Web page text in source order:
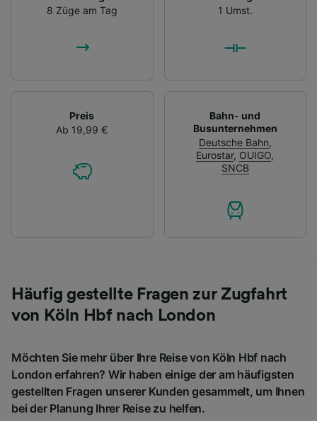
8 Züge am Tag
1 Umst.
Preis
Ab 19,99 €
Bahn- und
Busunternehmen
Deutsche Bahn,
Eurostar, OUIGO,
SNCB
Häufig gestellte Fragen zur Zugfahrt
von Köln Hbf nach London
Möchten Sie mehr über Ihre Reise von Köln Hbf nach
London erfahren? Wir haben einige der am häufigsten
gestellten Fragen unserer Kunden gesammelt, um Ihnen
bei der Planung Ihrer Reise zu helfen.